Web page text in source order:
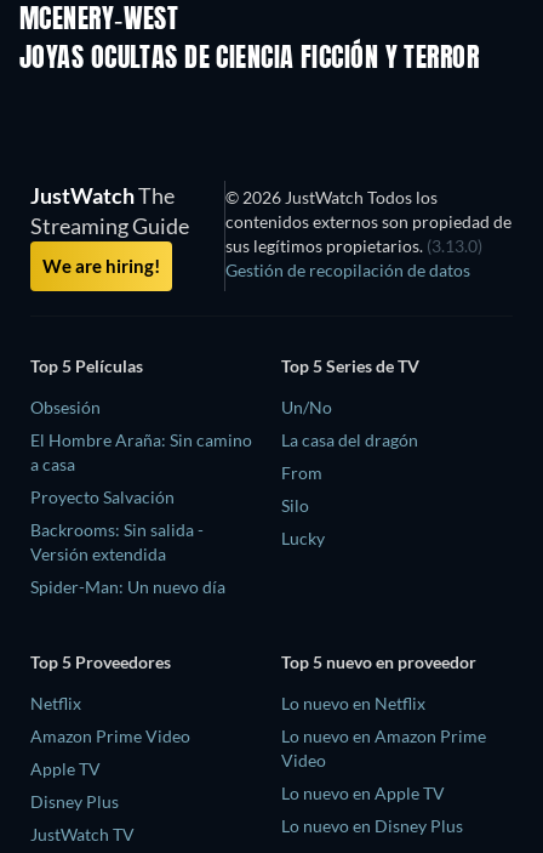
MCENERY-WEST
JOYAS OCULTAS DE CIENCIA FICCIÓN Y TERROR
JustWatchThe
Streaming Guide
We are hiring!
© 2026 JustWatch Todos los
contenidos externos son propiedad de
sus legítimos propietarios. (3.13.0)
Gestión de recopilación de datos
Top 5 Películas
Obsesión
El Hombre Araña: Sin camino
a casa
Proyecto Salvación
Backrooms: Sin salida -
Versión extendida
Spider-Man: Un nuevo día
Top 5 Series de TV
Un/No
La casa del dragón
From
Silo
Lucky
Top 5 Proveedores
Netflix
Amazon Prime Video
Apple TV
Disney Plus
JustWatch TV
Top 5 nuevo en proveedor
Lo nuevo en Netflix
Lo nuevo en Amazon Prime
Video
Lo nuevo en Apple TV
Lo nuevo en Disney Plus